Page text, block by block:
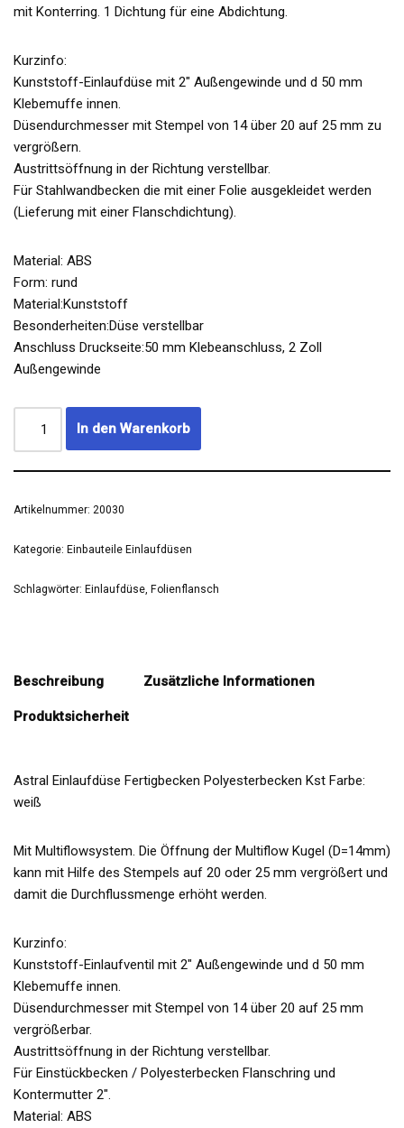
mit Konterring. 1 Dichtung für eine Abdichtung.
Kurzinfo:
Kunststoff-Einlaufdüse mit 2″ Außengewinde und d 50 mm
Klebemuffe innen.
Düsendurchmesser mit Stempel von 14 über 20 auf 25 mm zu
vergrößern.
Austrittsöffnung in der Richtung verstellbar.
Für Stahlwandbecken die mit einer Folie ausgekleidet werden
(Lieferung mit einer Flanschdichtung).
Material: ABS
Form: rund
Material:Kunststoff
Besonderheiten:Düse verstellbar
Anschluss Druckseite:50 mm Klebeanschluss, 2 Zoll
Außengewinde
In den Warenkorb
Artikelnummer: 20030
Kategorie: Einbauteile Einlaufdüsen
Schlagwörter: Einlaufdüse, Folienflansch
Beschreibung Zusätzliche Informationen
Produktsicherheit
Astral Einlaufdüse Fertigbecken Polyesterbecken Kst Farbe:
weiß
Mit Multiflowsystem. Die Öffnung der Multiflow Kugel (D=14mm)
kann mit Hilfe des Stempels auf 20 oder 25 mm vergrößert und
damit die Durchflussmenge erhöht werden.
Kurzinfo:
Kunststoff-Einlaufventil mit 2″ Außengewinde und d 50 mm
Klebemuffe innen.
Düsendurchmesser mit Stempel von 14 über 20 auf 25 mm
vergrößerbar.
Austrittsöffnung in der Richtung verstellbar.
Für Einstückbecken / Polyesterbecken Flanschring und
Kontermutter 2″.
Material: ABS